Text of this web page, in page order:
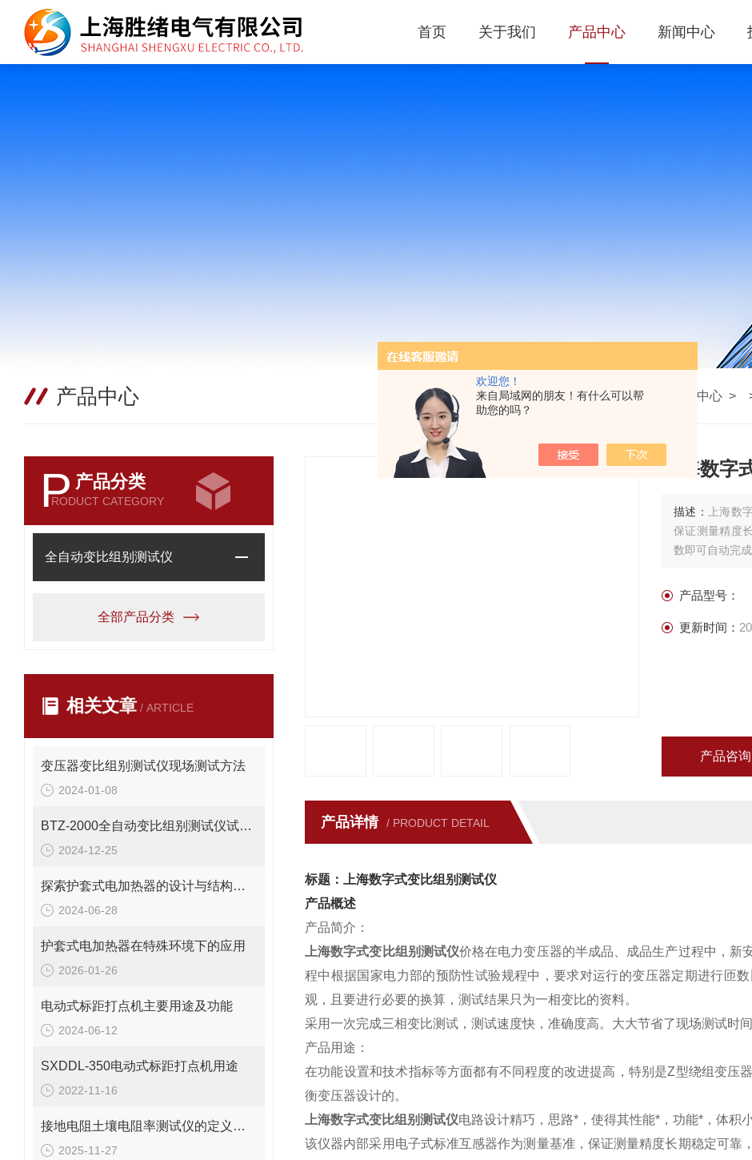
欢迎您！
来自局域网的朋友！有什么可以帮
助您的吗？
首页 关于我们 产品中心 新闻中心
产品中心 我的位置：首页 产品中心 >
P 产品分类
RODUCT CATEGORY
全自动变比组别测试仪
全部产品分类
相关文章 / ARTICLE
变压器变比组别测试仪现场测试方法
2024-01-08
BTZ-2000全自动变比组别测试仪试验操作步骤
2024-12-25
探索护套式电加热器的设计与结构特点
2024-06-28
护套式电加热器在特殊环境下的应用
2026-01-26
电动式标距打点机主要用途及功能
2024-06-12
SXDDL-350电动式标距打点机用途
2022-11-16
接地电阻土壤电阻率测试仪的定义是什么
2025-11-27
上海数字
描述：
上海数
保证测量精度
数即可自动完
产品型号：
更新时间：
产品咨询
产品详情 / PRODUCT DETAIL
标题：上海数字式变比组别测试仪
产品概述
产品简介：
上海数字式变比组别测试仪价格在电力变压器的半成品、成品生产过程中，新
程中根据国家电力部的预防性试验规程中，要求对运行的变压器定期进行匝
观，且要进行必要的换算，测试结果只为一相变比的资料。
采用一次完成三相变比测试，测试速度快，准确度高。大大节省了现场测试时
产品用途：
在功能设置和技术指标等方面都有不同程度的改进提高，特别是Z型绕组变压
衡变压器设计的。
上海数字式变比组别测试仪电路设计精巧，思路*，使得其性能*，功能*，体积
该仪器内部采用电子式标准互感器作为测量基准，保证测量精度长期稳定可靠